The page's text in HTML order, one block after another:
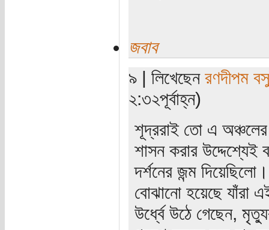
জবাব
৯ | লিখেছেন রণদীপম বসু
২:৩২পূর্বাহ্ন)
শূদ্ররাই তো এ অঞ্চলের
শাসন করার উদ্দেশ্যেই
দর্শনের জন্ম
বোঝানো হয়েছে যাঁরা
উর্ধ্বে উঠে গেছেন,